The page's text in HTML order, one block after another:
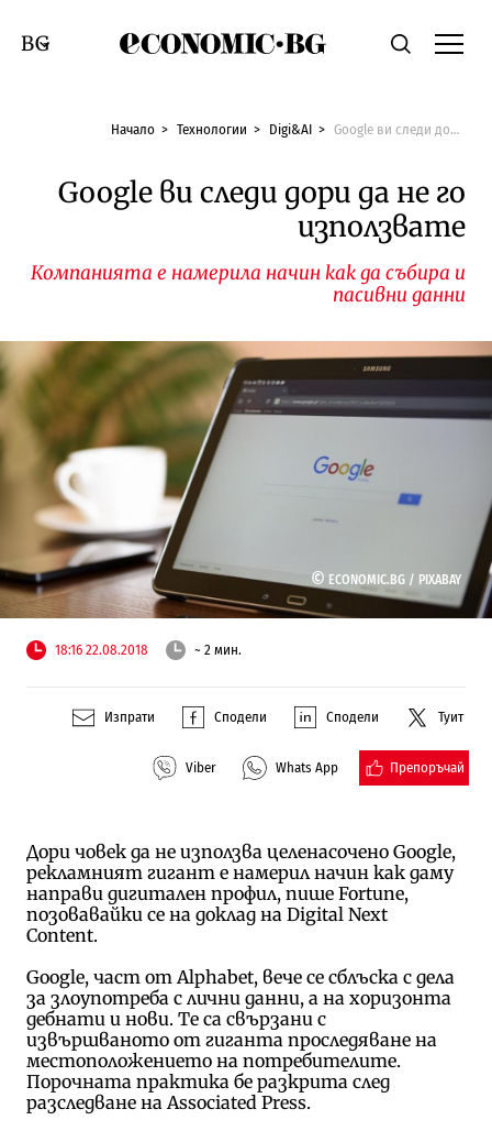
Economic.bgТърсене
Смяна на език
Начало Технологии Digi&AI Google ви следи дори да не го използвате
Google ви следи дори да не го
използвате
Компанията е намерила начин как да събира и
пасивни данни
© ECONOMIC.BG / PIXABAY
18:16 22.08.2018 ~ 2 мин.
Изпрати Сподели Сподели Туит
Viber Whats App Препоръчай
Дори човек да не използва целенасочено Google,
рекламният гигант е намерил начин как даму
направи дигитален профил, пише Fortune,
позовавайки се на доклад на Digital Next
Content.
Google, част от Alphabet, вече се сблъска с дела
за злоупотреба с лични данни, а на хоризонта
дебнати и нови. Те са свързани с
извършваното от гиганта проследяване на
местоположението на потребителите.
Порочната практика бе разкрита след
разследване на Associated Press.